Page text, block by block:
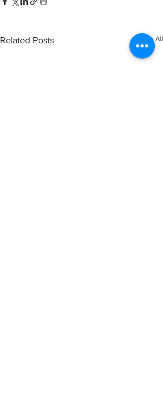
Related Posts See All